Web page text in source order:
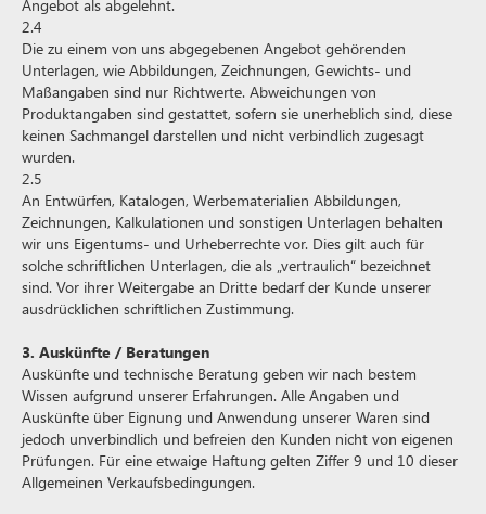
Angebot als abgelehnt.
2.4
Die zu einem von uns abgegebenen Angebot gehörenden
Unterlagen, wie Abbildungen, Zeichnungen, Gewichts- und
Maßangaben sind nur Richtwerte. Abweichungen von
Produktangaben sind gestattet, sofern sie unerheblich sind, diese
keinen Sachmangel darstellen und nicht verbindlich zugesagt
wurden.
2.5
An Entwürfen, Katalogen, Werbematerialien Abbildungen,
Zeichnungen, Kalkulationen und sonstigen Unterlagen behalten
wir uns Eigentums- und Urheberrechte vor. Dies gilt auch für
solche schriftlichen Unterlagen, die als „vertraulich“ bezeichnet
sind. Vor ihrer Weitergabe an Dritte bedarf der Kunde unserer
ausdrücklichen schriftlichen Zustimmung.
3. Auskünfte / Beratungen
Auskünfte und technische Beratung geben wir nach bestem
Wissen aufgrund unserer Erfahrungen. Alle Angaben und
Auskünfte über Eignung und Anwendung unserer Waren sind
jedoch unverbindlich und befreien den Kunden nicht von eigenen
Prüfungen. Für eine etwaige Haftung gelten Ziffer 9 und 10 dieser
Allgemeinen Verkaufsbedingungen.